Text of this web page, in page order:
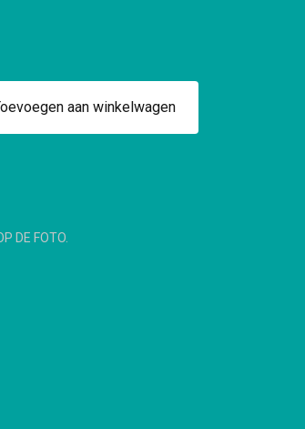
aan winkelwagen
DE FOTO.